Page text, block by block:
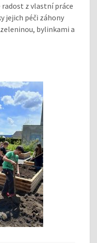
radost z vlastní práce
jejich péči záhony
bylinkami a